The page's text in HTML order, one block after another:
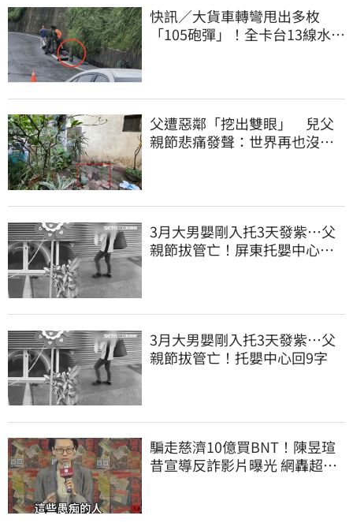
快訊／大貨車轉彎甩出多枚
「105砲彈」！全卡台13線水
父遭惡鄰「挖出雙眼」 兒父
親節悲痛發聲：世界再也沒有
3月大男嬰剛入托3天發紫…父
親節拔管亡！屏東托嬰中心回9
3月大男嬰剛入托3天發紫…父
親節拔管亡！托嬰中心回9字
騙走慈濟10億買BNT！陳昱瑄
昔宣導反詐影片曝光 網轟超級